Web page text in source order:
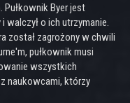
Byer jest
walczył o ich utrzymanie.
został zagrożony w chwili
pułkownik musi
wszystkich
naukowcami, którzy